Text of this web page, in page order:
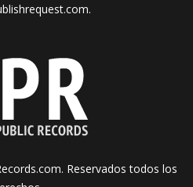
.
Reservados todos los